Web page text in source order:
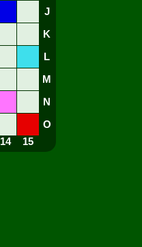
J
K
L
M
N
O
14 15